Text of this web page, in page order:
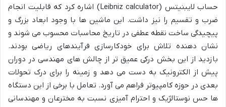
حساب لایبنیتس (Leibniz calculator) اشاره کرد که قابلیت انجام
ضرب و تقسیم را نیز داشت. این ماشین ها با وجود ابعاد بزرگ و
پیچیدگی ساخت نقطه عطفی در تاریخ محاسبات محسوب می شوند و
نشان دهنده تلاش برای خودکارسازی فرآیندهای ریاضی بودند.
بازدید از این بخش درکی عمیق تر از چالش های مهندسی در دوران
پیش از الکترونیک به دست می دهد و زمینه را برای درک تحولات
بعدی در حوزه کامپیوتر فراهم می آورد. تعامل با برخی از این دستگاه
ها حس نوستالژیک و احترام آمیزی نسبت به مخترعان و مهندسانی